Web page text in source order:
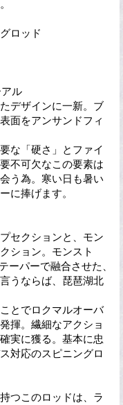
ロッド
ル
デザインに一新。ブ
面をアンサンドフィ
な「硬さ」とファイ
不可欠なこの要素は
う為。寒い日も暑い
に捧げます。
セクションと、モン
ション。モンスト
ーパーで融合させた、
うならば、琵琶湖北
とでロクマルオーバ
揮。繊細なアクショ
実に獲る。基本に忠
対応のスピニングロ
つこのロッドは、ラ